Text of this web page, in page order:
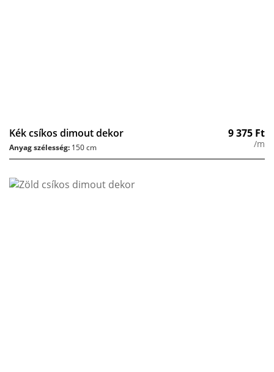
Kék csíkos dimout dekor 9 375 Ft
/m
Anyag szélesség: 150 cm